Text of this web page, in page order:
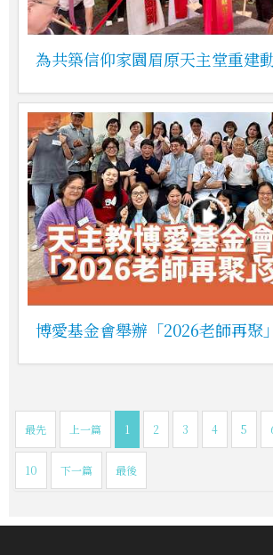
為共築信仰家園眉原天主堂重建
博愛基金會舉辦「2026老師再聚」
最先 上一篇 1 2 3 4 5
10 下一篇 最後